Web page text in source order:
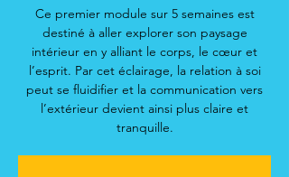
Ce premier module sur 5 semaines est
destiné à aller explorer son paysage
intérieur en y alliant le corps, le cœur et
l’esprit. Par cet éclairage, la relation à soi
peut se fluidifier et la communication vers
l’extérieur devient ainsi plus claire et
tranquille.